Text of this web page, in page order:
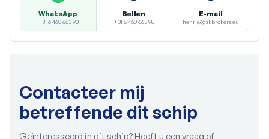
WhatsApp
+31 6 460 663 98
Bellen
+31 6 460 663 98
E-mail
henri@gskbrokers.eu
Contacteer mij
betreffende dit schip
Geïnteresseerd in dit schip? Heeft u een vraag of